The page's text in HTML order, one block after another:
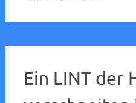
Ein LINT der